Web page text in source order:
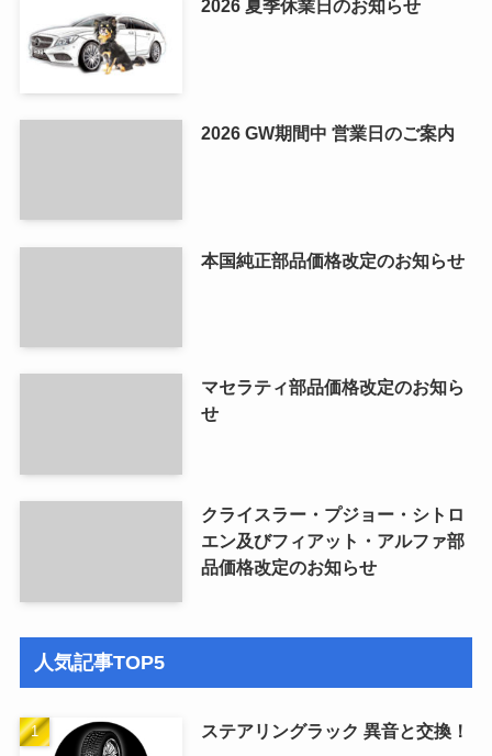
2026 夏季休業日のお知らせ
2026 GW期間中 営業日のご案内
本国純正部品価格改定のお知らせ
マセラティ部品価格改定のお知ら
せ
クライスラー・プジョー・シトロ
エン及びフィアット・アルファ部
品価格改定のお知らせ
人気記事TOP5
ステアリングラック 異音と交換！